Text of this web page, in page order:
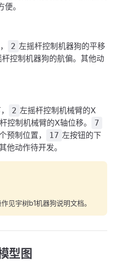
。
2 左摇杆控制机器狗的平移
杆控制机器狗的航偏。其他动
2 左摇杆控制机械臂的X
控制机械臂的X轴位移。 7
预制位置， 17 左按钮的下
他动作待开发。
见宇树b1机器狗说明文档。
型图